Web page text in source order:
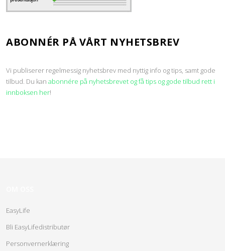
ABONNÉR PÅ VÅRT NYHETSBREV
Vi publiserer regelmessig nyhetsbrev med nyttig info og tips, samt gode
tilbud. Du kan abonnére på nyhetsbrevet og få tips og gode tilbud rett i
innboksen her!
EasyLife
Bli EasyLifedistributør
Personvernerklæring